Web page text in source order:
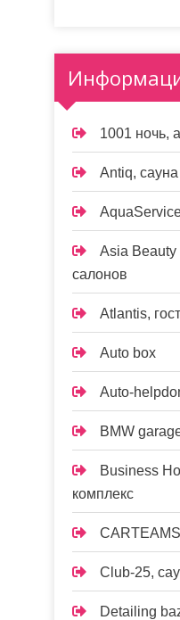
1001 ночь,
Antiq, сауна
Asia
салонов
Atlantis,
Auto box
Auto-
BMW
Business
комплекс
CARTEAMS
Club-25,
Detailing